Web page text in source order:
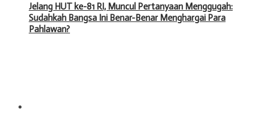
Jelang HUT ke-81 RI, Muncul Pertanyaan Menggugah:
Sudahkah Bangsa Ini Benar-Benar Menghargai Para
Pahlawan?